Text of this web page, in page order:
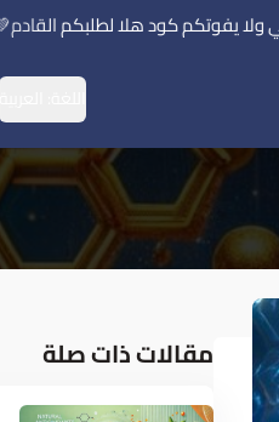
كود هلا لطلبكم القادم💚
مقالات ذات صلة